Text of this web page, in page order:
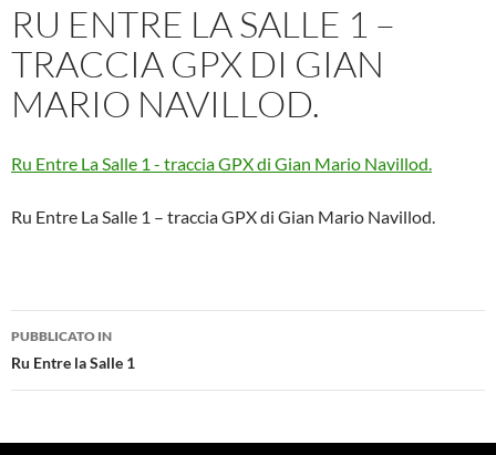
RU ENTRE LA SALLE 1 –
TRACCIA GPX DI GIAN
MARIO NAVILLOD.
Ru Entre La Salle 1 - traccia GPX di Gian Mario Navillod.
Ru Entre La Salle 1 – traccia GPX di Gian Mario Navillod.
Navigazione
articolo
PUBBLICATO IN
Ru Entre la Salle 1